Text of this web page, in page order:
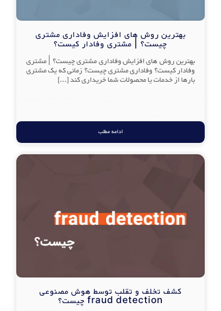
بهترین روش های افزایش وفاداری مشتری
چیست؟ | مشتری وفادار کیست؟
بهترین روش های افزایش وفاداری مشتری چیست؟ | مشتری
وفادار کیست؟ وفاداری مشتری چیست؟ زمانی که یک مشتری
بارها از خدمات یا محصولات شما خریداری کند[…]
ادامه مطلب
کشف تخلف و تقلب توسط هوش مصنوعی
fraud detection چیست؟